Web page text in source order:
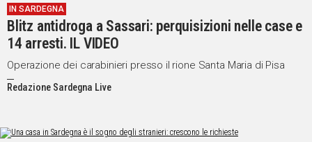
IN SARDEGNA
Blitz antidroga a Sassari: perquisizioni nelle case e
14 arresti. IL VIDEO
Operazione dei carabinieri presso il rione Santa Maria di Pisa
Redazione Sardegna Live